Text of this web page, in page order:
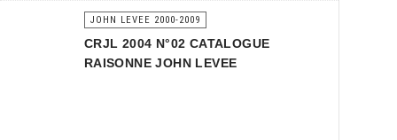
JOHN LEVEE 2000-2009
CRJL 2004 N°02 CATALOGUE
RAISONNE JOHN LEVEE